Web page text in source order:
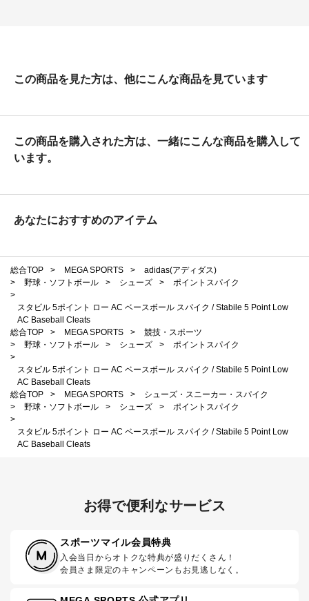
この商品を見た方は、他にこんな商品を見ています
この商品を購入された方は、一緒にこんな商品を購入して
います。
あなたにおすすめのアイテム
総合TOP > MEGA SPORTS >
adidas(アディダス)
>
野球・ソフトボール > シューズ >
ポイントスパイク
>
スタビル 5ポイント ロー AC ベースボール スパイク / Stabile 5 Point Low
AC Baseball Cleats
総合TOP
> MEGA SPORTS >
競技・スポーツ
>
野球・ソフトボール > シューズ >
ポイントスパイク
>
スタビル 5ポイント ロー AC ベースボール スパイク / Stabile 5 Point Low
AC Baseball Cleats
総合TOP
> MEGA SPORTS >
シューズ・スニーカー・スパイク
>
野球・ソフトボール > シューズ >
ポイントスパイク
>
スタビル 5ポイント ロー AC ベースボール スパイク / Stabile 5 Point Low
AC Baseball Cleats
お得で便利なサービス
スポーツマイル会員特典
入会当日からオトクな特典が盛りだくさん！
会員さま限定のキャンペーンもお見逃しなく。